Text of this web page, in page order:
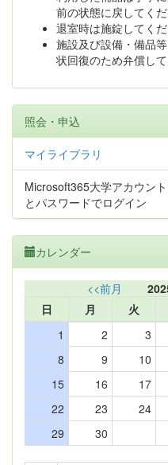
前の状態に戻してくだ
退室時は施錠してくだ
施設及び設備・備品
状回復のため弁償し
照会・申込
マイライブラリ
Microsoft365大学アカウン
とパスワードでログイン
カレンダー
<<前月
日
月 火
1
2 3
8
9 10
15
16 17
22
23 24
29
30